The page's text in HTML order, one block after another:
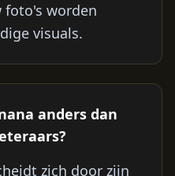
foto's worden
visuals.
anders dan
zich door zijn